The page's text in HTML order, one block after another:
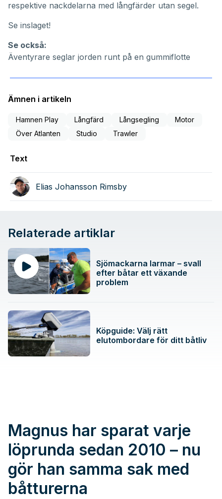
respektive nackdelarna med långfärder utan segel.
Se inslaget!
Se också:
Äventyrare seglar jorden runt på en gummiflotte
Ämnen i artikeln
Hamnen Play Långfärd Långsegling
Motor
Över Atlanten
Studio Trawler
Text
Elias Johansson Rimsby
Relaterade artiklar
Sjömackarna larmar – svall
efter båtar ett växande
problem
Köpguide: Välj rätt
elutombordare för ditt båtliv
Magnus har sparat varje
löprunda sedan 2010 – nu
gör han samma sak med
båtturerna